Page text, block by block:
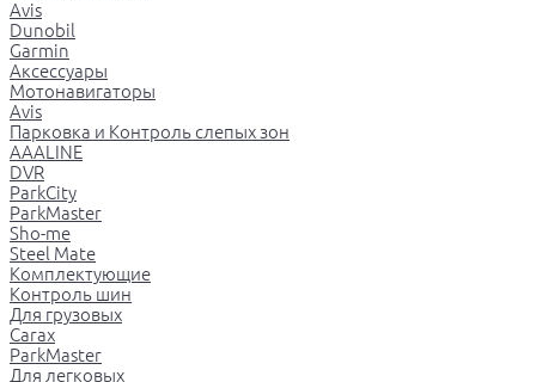
Avis
Dunobil
Garmin
Аксессуары
Мотонавигаторы
Avis
Парковка и Контроль слепых зон
AAALINE
DVR
ParkCity
ParkMaster
Sho-me
Steel Mate
Комплектующие
Контроль шин
Для грузовых
Carax
ParkMaster
Для легковых